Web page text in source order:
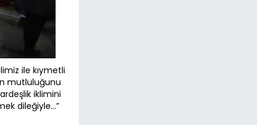
ile kıymetli
mutluluğunu
iklimini
dileğiyle...”